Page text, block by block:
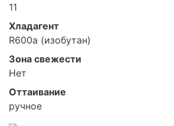
11
Хладагент
R600a (изобутан)
Зона свежести
Нет
Оттаивание
ручное